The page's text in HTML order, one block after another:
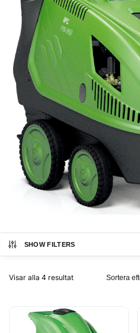
SHOW FILTERS
Visar alla 4 resultat